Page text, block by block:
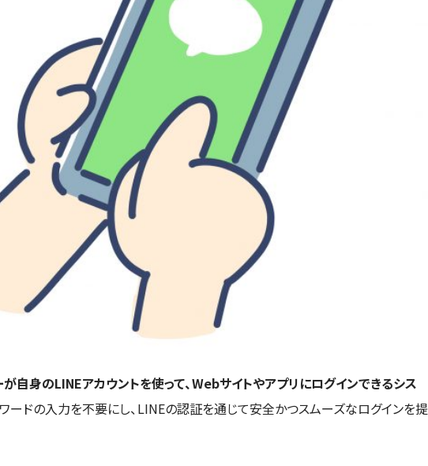
自身のLINEアカウントを使って、Webサイトやアプリにログインできるシス
ードの入力を不要にし、LINEの認証を通じて安全かつスムーズなログインを提